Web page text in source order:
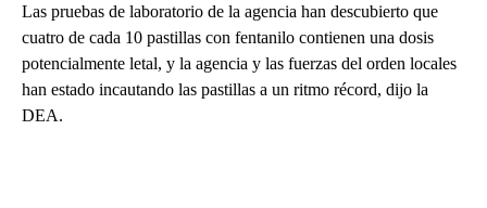
Las pruebas de laboratorio de la agencia han descubierto que
cuatro de cada 10 pastillas con fentanilo contienen una dosis
potencialmente letal, y la agencia y las fuerzas del orden locales
han estado incautando las pastillas a un ritmo récord, dijo la
DEA.